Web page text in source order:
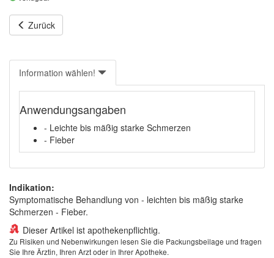
Zurück
Information wählen!
Anwendungsangaben
- Leichte bis mäßig starke Schmerzen
- Fieber
Indikation:
Symptomatische Behandlung von - leichten bis mäßig starke
Schmerzen - Fieber.
Dieser Artikel ist apothekenpflichtig.
Zu Risiken und Nebenwirkungen lesen Sie die Packungsbeilage und fragen
Sie Ihre Ärztin, Ihren Arzt oder in Ihrer Apotheke.